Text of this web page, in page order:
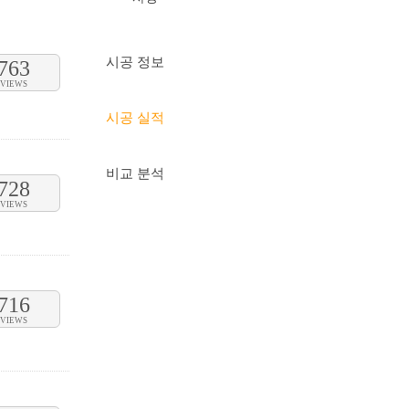
시공 정보
시공 실적
비교 분석
VIEWS
VIEWS
VIEWS